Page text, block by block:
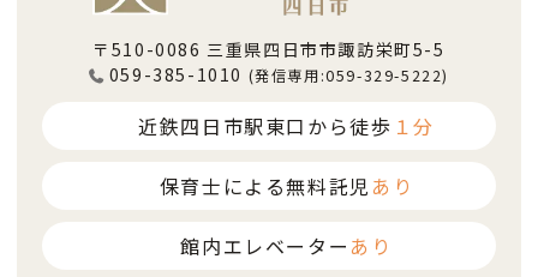
〒510-0086 三重県四日市市諏訪栄町5-5
059-385-1010 (発信専用:059-329-5222)
近鉄四日市駅東口から徒歩 １分
保育士による無料託児 あり
館内エレベーター あり